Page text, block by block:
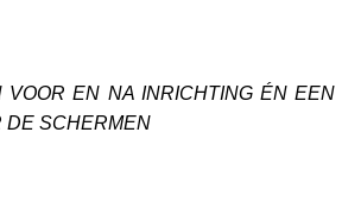
VOOR EN NA INRICHTING ÉN EEN
DE SCHERMEN